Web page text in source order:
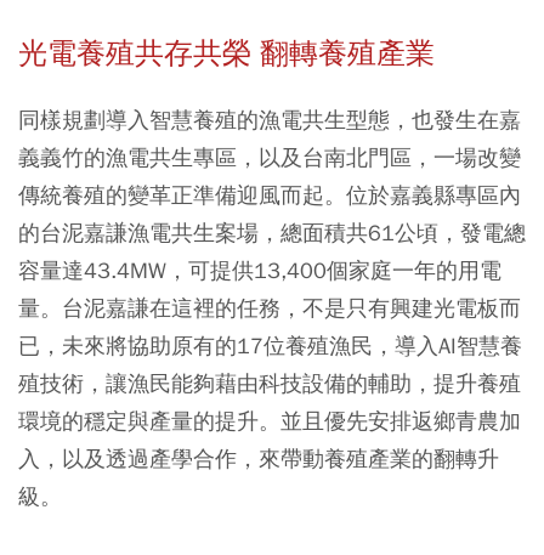
光電養殖共存共榮 翻轉養殖產業
同樣規劃導入智慧養殖的漁電共生型態，也發生在嘉
義義竹的漁電共生專區，以及台南北門區，一場改變
傳統養殖的變革正準備迎風而起。位於嘉義縣專區內
的台泥嘉謙漁電共生案場，總面積共61公頃，發電總
容量達43.4MW，可提供13,400個家庭一年的用電
量。台泥嘉謙在這裡的任務，不是只有興建光電板而
已，未來將協助原有的17位養殖漁民，導入AI智慧養
殖技術，讓漁民能夠藉由科技設備的輔助，提升養殖
環境的穩定與產量的提升。並且優先安排返鄉青農加
入，以及透過產學合作，來帶動養殖產業的翻轉升
級。